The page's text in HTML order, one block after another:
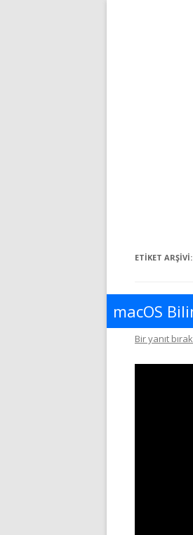
ETIKET ARŞIVI:
macOS
Bir yanıt